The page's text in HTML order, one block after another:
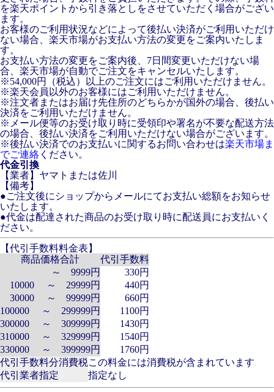
を楽天ポイントから引き落としをさせていただく場合がござい
ます。
お客様のご利用状況などによって後払い決済がご利用いただけ
ない場合、楽天市場がお支払い方法の変更をご案内いたしま
す。
お支払い方法の変更をご案内後、7日間変更いただけない場
合、楽天市場が自動でご注文をキャンセルいたします。
※54,000円（税込）以上のご注文にはご利用いただけません。
※楽天会員以外のお客様にはご利用いただけません。
※注文者またはお届け先住所のどちらかが国外の場合、後払い
決済をご利用いただけません。
※メール便等のお受け取り時に受領印や署名が不要な配送方法
の場合、後払い決済をご利用いただけない場合がございます。
※後払い決済でのお支払いに関するお問い合わせは楽天市場ま
でご連絡 ください。
代金引換
【業者】ヤマトまたは佐川
【備考】
●ご注文後にショップからメールにてお支払い総額をお知らせ
いたします。
●代金は配達された商品のお受け取り時に配送員にお支払いく
ださい。
【代引手数料料金表】
商品価格合計
代引手数料
～ 9999円
330円
10000 ～ 29999円
440円
30000 ～ 99999円
660円
100000 ～ 299999円
1100円
300000 ～ 309999円
1430円
310000 ～ 329999円
1540円
330000 ～ 399999円
1760円
代引手数料分消費税この料金には消費税が含まれています
代引業者指定
指定なし